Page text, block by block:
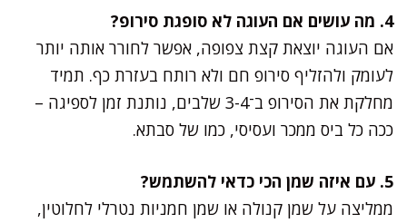
4. מה עושים אם העוגה לא סופגת סירופ?
אם העוגה יוצאת קצת צפופה, אפשר לחורר אותה יותר
לעומק ולהזליף סירופ חם ולא רותח בעזרת כף. תמיד
מחלקת את הסירופ ב־3-4 שלבים, נותנת זמן לספיגה –
ככה כל ביס ממכר ועסיסי, כמו של סבתא.
5. עם איזה שמן הכי כדאי להשתמש?
ממליצה על שמן קנולה או שמן חמניות נטרלי לחלוטין,